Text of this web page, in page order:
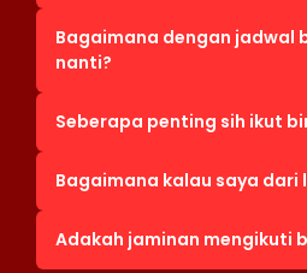
Bagaimana dengan jadwal
nanti?
Seberapa penting sih ikut
Bagaimana kalau saya dari
Adakah jaminan mengikuti